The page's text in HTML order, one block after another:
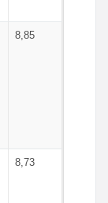
8,85
8,73